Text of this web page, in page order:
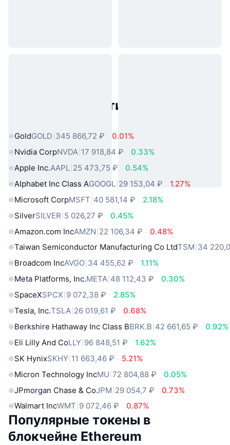
Популярные активы реального
GoldGOLD 345 866,72 ₽
0.01%
Nvidia CorpNVDA 17 918,84 ₽
0.33%
Apple Inc.AAPL 25 473,75 ₽
0.54%
Alphabet Inc Class AGOOGL 29 153,04 ₽
1.27%
Microsoft CorpMSFT 40 581,14 ₽
2.18%
SilverSILVER 5 026,27 ₽
0.45%
Amazon.com IncAMZN 22 106,34 ₽
0.48%
Taiwan Semiconductor Manufacturing Co LtdTSM 34
Broadcom IncAVGO 34 455,62 ₽
1.11%
Meta Platforms, Inc.META 48 112,43 ₽
0.30%
SpaceXSPCX 9 072,38 ₽
2.85%
Tesla, Inc.TSLA 26 019,61 ₽
0.68%
Berkshire Hathaway Inc Class BBRK.B 42 661,65 ₽
0.92%
Eli Lilly And CoLLY 96 848,51 ₽
1.62%
SK HynixSKHY 11 663,46 ₽
5.21%
Micron Technology IncMU 72 804,88 ₽
0.05%
JPmorgan Chase & CoJPM 29 054,7 ₽
0.73%
Walmart IncWMT 9 072,46 ₽ 0.87%
Популярные токены в
блокчейне Ethereum